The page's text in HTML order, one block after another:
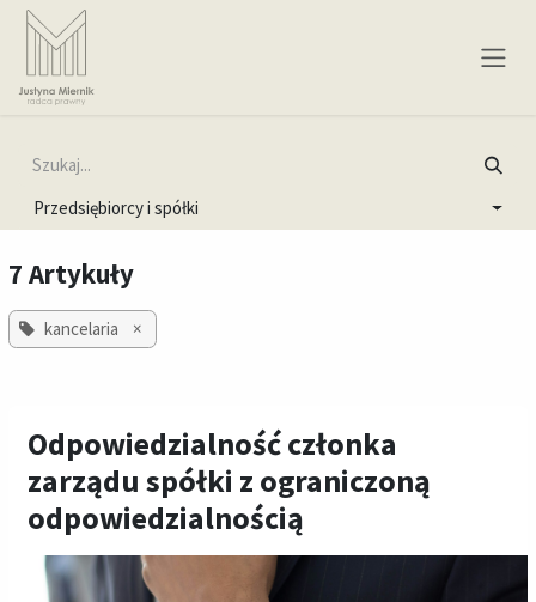
Skip to Content
Przedsiębiorcy i spółki
7 Artykuły
kancelaria ×
Odpowiedzialność członka
zarządu spółki z ograniczoną
odpowiedzialnością